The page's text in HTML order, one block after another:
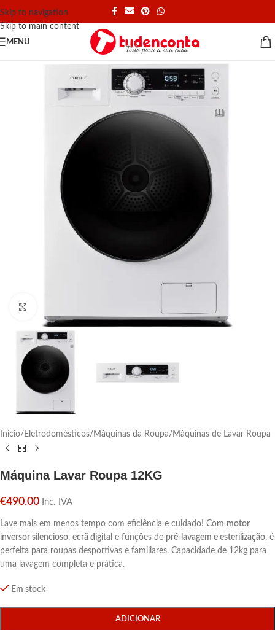
Skip to navigation
Skip to main content
MENU
Início/ Eletrodomésticos/ Máquinas da Roupa/ Máquinas de Lavar Roupa
Máquina Lavar Roupa 12KG
€490.00 Inc. IVA
Lave mais em menos tempo com eficiência e cuidado! Com motor
inversor silencioso, ecrã digital e funções de pré-lavagem e esterilização, é
perfeita para roupas desportivas e familiares. Capacidade de 12kg para
uma lavagem completa e prática.
Em stock
ADICIONAR